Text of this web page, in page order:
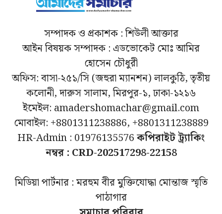
সম্পাদক ও প্রকাশক : শিউলী আক্তার
আইন বিষয়ক সম্পাদক : এডভোকেট মোঃ আমির
হোসেন চৌধুরী
অফিস: বাসা-২৫১/সি (জহুরা ম্যানশন) লালকুঠি, তৃতীয়
কলোনী, দারুস সালাম, মিরপুর-১, ঢাকা-১২১৬
ইমেইল: amadershomachar@gmail.com
মোবাইল: +8801311238886, +8801311238889
HR-Admin : 01976135576কপিরাইট ট্র্যাকিং
নম্বর : CRD-202517298-22158
মিডিয়া পার্টনার : মরহুম বীর মুক্তিযোদ্ধা মোন্তাজ স্মৃতি
পাঠাগার